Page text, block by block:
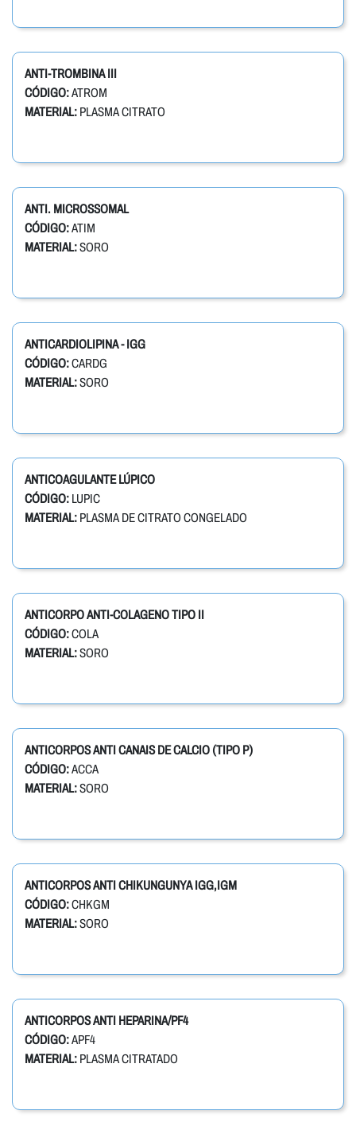
ANTI-TROMBINA III
CÓDIGO:ATROM
MATERIAL: PLASMA CITRATO
ANTI. MICROSSOMAL
CÓDIGO:ATIM
MATERIAL:SORO
ANTICARDIOLIPINA - IGG
CÓDIGO:CARDG
MATERIAL:SORO
ANTICOAGULANTE LÚPICO
CÓDIGO: LUPIC
MATERIAL: PLASMA DE CITRATO CONGELADO
ANTICORPO ANTI-COLAGENO TIPO II
CÓDIGO:COLA
MATERIAL:SORO
ANTICORPOS ANTI CANAIS DE CALCIO (TIPO P)
CÓDIGO:ACCA
MATERIAL:SORO
ANTICORPOS ANTI CHIKUNGUNYA IGG,IGM
CÓDIGO:CHKGM
MATERIAL:SORO
ANTICORPOS ANTI HEPARINA/PF4
CÓDIGO:APF4
MATERIAL: PLASMA CITRATADO